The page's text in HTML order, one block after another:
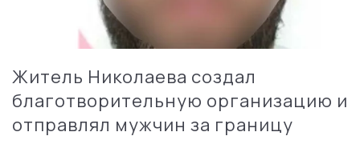
Житель Николаева создал
благотворительную организацию и
отправлял мужчин за границу